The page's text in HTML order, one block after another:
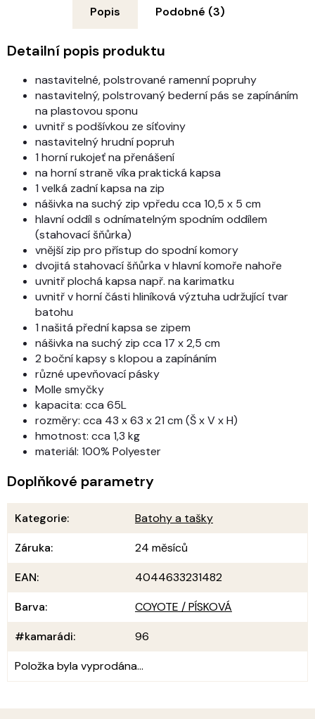
Popis Podobné (3)
Detailní popis produktu
nastavitelné, polstrované ramenní popruhy
nastavitelný, polstrovaný bederní pás se zapínáním
na plastovou sponu
uvnitř s podšívkou ze síťoviny
nastavitelný hrudní popruh
1 horní rukojeť na přenášení
na horní straně víka praktická kapsa
1 velká zadní kapsa na zip
nášivka na suchý zip vpředu cca 10,5 x 5 cm
hlavní oddíl s odnímatelným spodním oddílem
(stahovací šňůrka)
vnější zip pro přístup do spodní komory
dvojitá stahovací šňůrka v hlavní komoře nahoře
uvnitř plochá kapsa např. na karimatku
uvnitř v horní části hliníková výztuha udržující tvar
batohu
1 našitá přední kapsa se zipem
nášivka na suchý zip cca 17 x 2,5 cm
2 boční kapsy s klopou a zapínáním
různé upevňovací pásky
Molle smyčky
kapacita: cca 65L
rozměry: cca 43 x 63 x 21 cm (Š x V x H)
hmotnost: cca 1,3 kg
materiál: 100% Polyester
Doplňkové parametry
Kategorie:
Batohy a tašky
Záruka:
24 měsíců
EAN:
4044633231482
Barva:
COYOTE / PÍSKOVÁ
#kamarádi:
96
Položka byla vyprodána…